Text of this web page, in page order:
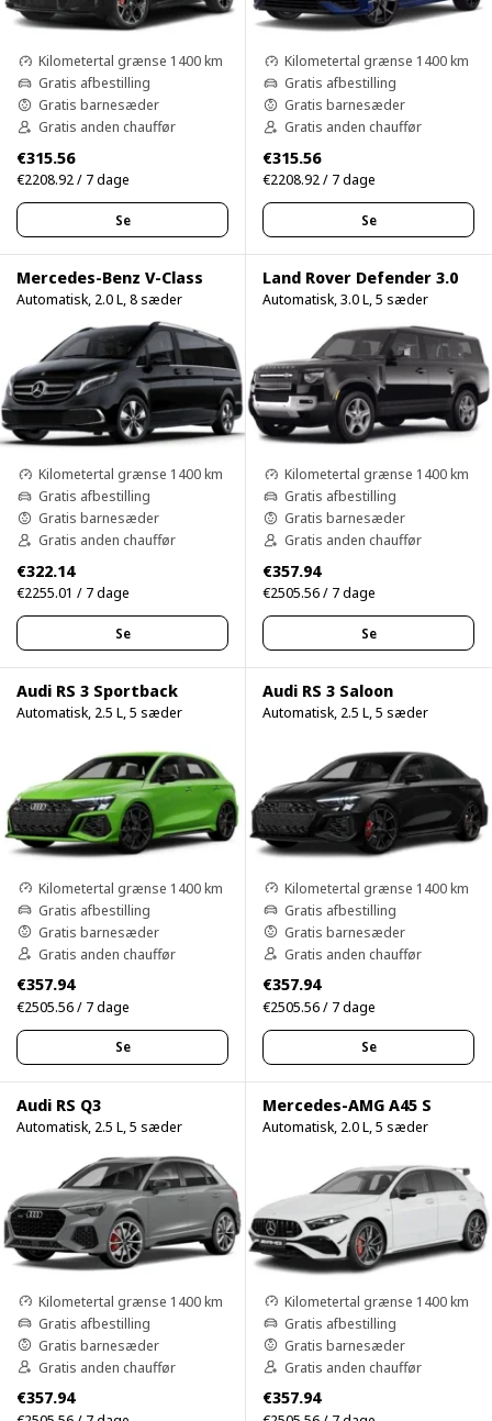
Kilometertal grænse 1400 km
Gratis afbestilling
Gratis barnesæder
Gratis anden chauffør
€315.56
€2208.92 / 7 dage
Se
Kilometertal grænse 1400 km
Gratis afbestilling
Gratis barnesæder
Gratis anden chauffør
€315.56
€2208.92 / 7 dage
Se
Mercedes-Benz V-Class
Automatisk, 2.0 L, 8 sæder
Kilometertal grænse 1400 km
Gratis afbestilling
Gratis barnesæder
Gratis anden chauffør
€322.14
€2255.01 / 7 dage
Se
Land Rover Defender 3.0
Automatisk, 3.0 L, 5 sæder
Kilometertal grænse 1400 km
Gratis afbestilling
Gratis barnesæder
Gratis anden chauffør
€357.94
€2505.56 / 7 dage
Se
Audi RS 3 Sportback
Automatisk, 2.5 L, 5 sæder
Kilometertal grænse 1400 km
Gratis afbestilling
Gratis barnesæder
Gratis anden chauffør
€357.94
€2505.56 / 7 dage
Se
Audi RS 3 Saloon
Automatisk, 2.5 L, 5 sæder
Kilometertal grænse 1400 km
Gratis afbestilling
Gratis barnesæder
Gratis anden chauffør
€357.94
€2505.56 / 7 dage
Se
Audi RS Q3
Automatisk, 2.5 L, 5 sæder
Kilometertal grænse 1400 km
Gratis afbestilling
Gratis barnesæder
Gratis anden chauffør
€357.94
Mercedes-AMG A45 S
Automatisk, 2.0 L, 5 sæder
Kilometertal grænse 1400 km
Gratis afbestilling
Gratis barnesæder
Gratis anden chauffør
€357.94